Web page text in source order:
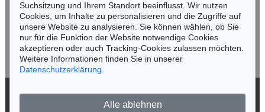
Jetzt zum Newsletter anmelden >
Suchsitzung und Ihrem Standort beeinflusst. Wir nutzen
Cookies, um Inhalte zu personalisieren und die Zugriffe auf
unsere Website zu analysieren. Sie können wählen, ob Sie
nur für die Funktion der Website notwendige Cookies
akzeptieren oder auch Tracking-Cookies zulassen möchten.
Weitere Informationen finden Sie in unserer
Datenschutzerklärung
Alle ablehnen